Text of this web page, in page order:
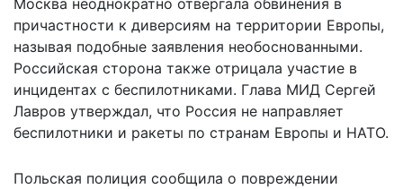
причастности к диверсиям на территории Европы,
называя подобные заявления необоснованными.
Российская сторона также отрицала участие в
инцидентах с беспилотниками. Глава МИД Сергей
Лавров утверждал, что Россия не направляет
беспилотники и ракеты по странам Европы и НАТО.
Польская полиция сообщила о повреждении